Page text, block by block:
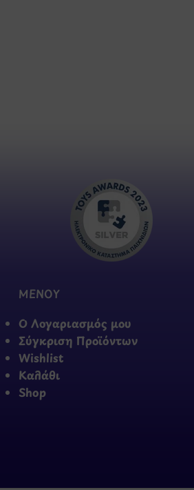
ΜΕΝΟΥ
Ο Λογαριασμός μου
Σύγκριση Προϊόντων
Wishlist
Καλάθι
Shop